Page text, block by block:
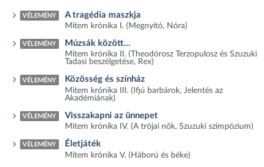
VÉLEMÉNY A tragédia maszkja
Mitem krónika I. (Megnyitó, Nóra)
VÉLEMÉNY Múzsák között...
Mitem krónika II. (Theodórosz Terzopulosz és Szuzuki
Tadasi beszélgetése, Rex)
VÉLEMÉNY Közösség és színház
Mitem krónika III. (Ifjú barbárok, Jelentés az
Akadémiának)
VÉLEMÉNY Visszakapni az ünnepet
Mitem krónika IV. (A trójai nők, Szuzuki szimpózium)
VÉLEMÉNY Életjáték
Mitem krónika V. (Háború és béke)